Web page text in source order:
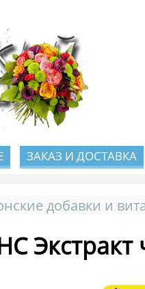
ЗАКАЗ И ДОСТАВКА
добавки и